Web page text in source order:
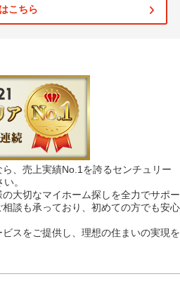
こちら
、売上実績No.1を誇るセンチュリー
。
大切なマイホーム探しを全力でサポー
談も承っており、初めての方でも安心
スをご提供し、理想の住まいの実現を